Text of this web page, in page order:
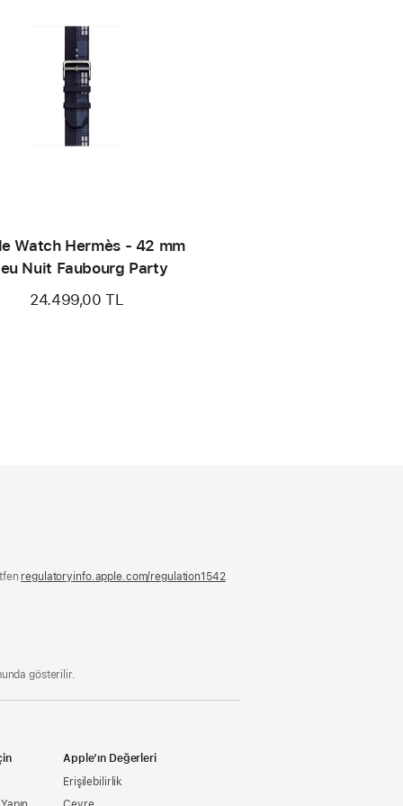
Watch Hermès - 42 mm
Nuit Faubourg Party
24.499,00 TL
regulatoryinfo.apple.com/regulation1542(yeni
gösterilir.
Apple’ın Değerleri
Erişilebilirlik